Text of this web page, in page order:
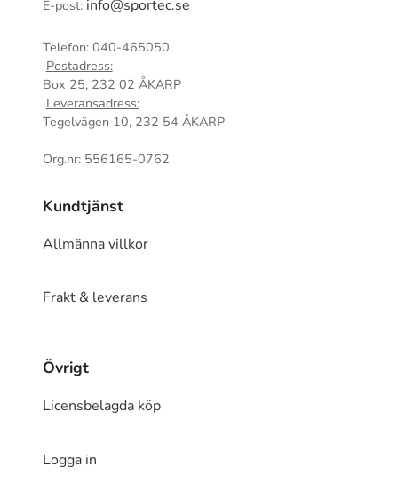
E-post: info@sportec.se
Telefon: 040-465050
Postadress:
Box 25, 232 02 ÅKARP
Leveransadress:
Tegelvägen 10, 232 54 ÅKARP
Org.nr: 556165-0762
Kundtjänst
Allmänna villkor
Frakt & leverans
Övrigt
Licensbelagda köp
Logga in